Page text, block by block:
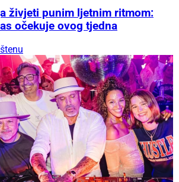
živjeti punim ljetnim ritmom:
očekuje ovog tjedna